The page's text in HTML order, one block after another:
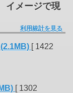
メージで現
利用統計を見る
[ 1422
[ 1302